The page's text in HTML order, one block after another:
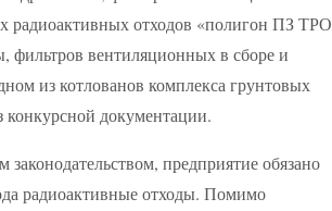
радиоактивных отходов «полигон ПЗ ТРО
вентиляционных в сборе и
из котлованов комплекса грунтовых
документации.
предприятие обязано
радиоактивные отходы. Помимо